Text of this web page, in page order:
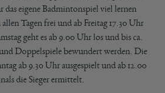
das eigene Badmintonspiel viel lernen
Tagen frei und ab Freitag 17.30 Uhr
geht es ab 9.00 Uhr los und bis ca.
Doppelspiele bewundert werden. Die
ab 9.30 Uhr ausgespielt und ab 12.00
die Sieger ermittelt.